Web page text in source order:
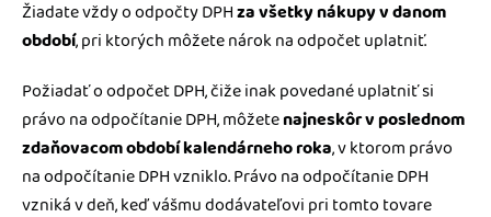
Žiadate vždy o odpočty DPHza všetky nákupy v danom
období, pri ktorých môžete nárok na odpočet uplatniť.
Požiadať o odpočet DPH, čiže inak povedané uplatniť si
právo na odpočítanie DPH, môžetenajneskôr v poslednom
zdaňovacom období kalendárneho roka, v ktorom právo
na odpočítanie DPH vzniklo. Právo na odpočítanie DPH
vzniká v deň, keď vášmu dodávateľovi pri tomto tovare